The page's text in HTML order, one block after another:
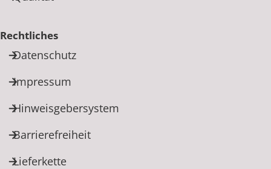
Rechtliches
Datenschutz
Impressum
Hinweisgebersystem
Barrierefreiheit
Lieferkette